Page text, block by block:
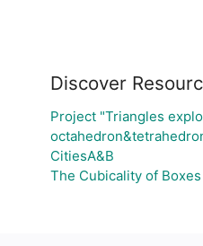
Discover
Project "Triangles
CitiesA&B
The Cubicality of Boxes